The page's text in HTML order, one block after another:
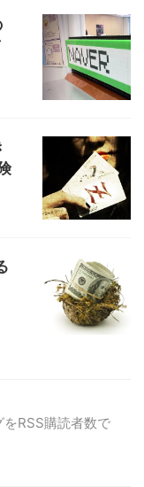
RSS購読者数で